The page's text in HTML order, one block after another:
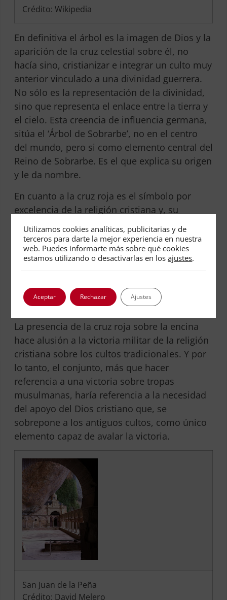
Crédito: Wikipedia
En definitiva el árbol es la imagen de Dios y la
aparición de la cruz celestial sobre él, no
hacía sino, cristianizar e integrar un culto muy
anterior vinculado a una divinidad guerrera.
No sólo es la representación de la divinidad,
sino que representa el enlace entre la tierra y
el cielo. Esta creencia de influencia germana,
sitúa el ‘Árbol de Sobrarbe’, no en el centro
del mundo, pero si como elemento central del
Reino de Sobrarbe. Es el que explica su origen
y le da nombre.
En cuanto a la cruz roja es el símbolo por
excelencia de la religión cristiana y, su
presencia está más que justificada en el
contexto histórico. En lo referente al color, se
especifica el rojo, que según G.Dumézil en las
sociedades antiguas indoeuropeas representa
asociada a Marte, el planeta rojo y el dios
romano de la guerra.
La presencia de la cruz roja sobre la encina
hace alusión a la victoria militar de la religión
cristiana sobre los cultos tradicionales. Y por
lo tanto, el conjunto, más que hacer
referencia a una victoria sobre tropas
musulmanas, haría referencia a la necesidad
del apoyo del Dios cristiano que, se
sobrepone a los antiguos cultos, como único
elemento capaz de avalar la victoria.
San Juan de la Peña
Crédito: David Melero